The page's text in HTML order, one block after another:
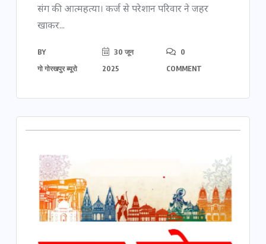
संग की आत्महत्या। कर्ज से परेशान परिवार ने जहर
खाकर...
BY
गो गोरखपुर ब्यूरो
30 जून
2025
0
COMMENT